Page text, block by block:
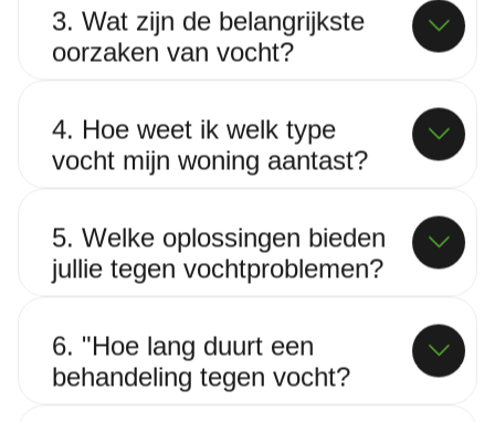
3. Wat zijn de belangrijkste
oorzaken van vocht?
4. Hoe weet ik welk type
vocht mijn woning aantast?
5. Welke oplossingen bieden
jullie tegen vochtproblemen?
6. "Hoe lang duurt een
behandeling tegen vocht?